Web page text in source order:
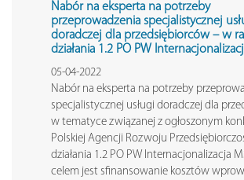
Nabór na eksperta na potrzeby
przeprowadzenia specjalistycznej
doradczej dla przedsiębiorców – w
działania 1.2 PO PW
05-04-2022
Nabór na eksperta na potrzeby
specjalistycznej usługi doradczej dla
w tematyce związanej z ogłoszonym
Polskiej Agencji Rozwoju
działania 1.2 PO PW Internacjonalizacja
celem jest sfinansowanie kosztów